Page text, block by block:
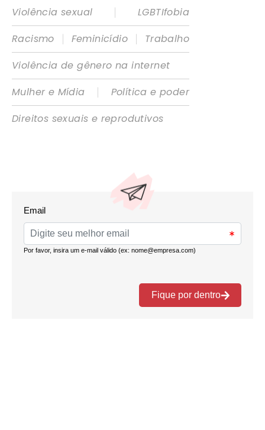
Violência sexual
|
LGBTIfobia
Racismo
| Feminicídio |
Trabalho
Violência de gênero na internet
Mulher e Mídia
|
Política e poder
Direitos sexuais e reprodutivos